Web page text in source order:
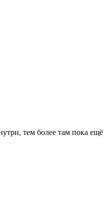
тем более там пока ещё